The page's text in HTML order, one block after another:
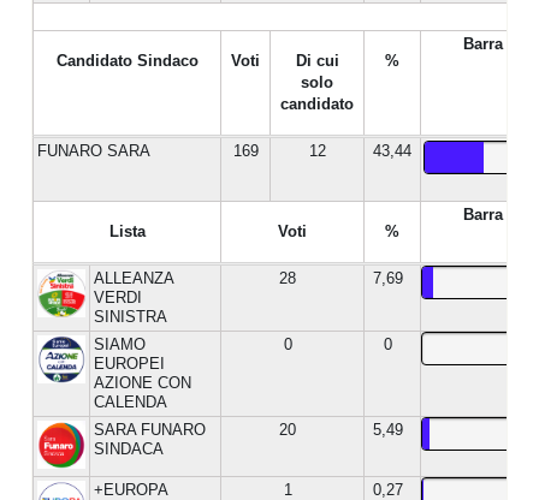
Candidato Sindaco Voti
Di cui
solo
candidato
%
Barra %
FUNARO SARA 169 12 43,44
Lista Voti %
Barra %
ALLEANZA
VERDI
SINISTRA
28 7,69
SIAMO
EUROPEI
AZIONE CON
CALENDA
0 0
SARA FUNARO
SINDACA
20 5,49
+EUROPA 1 0,27